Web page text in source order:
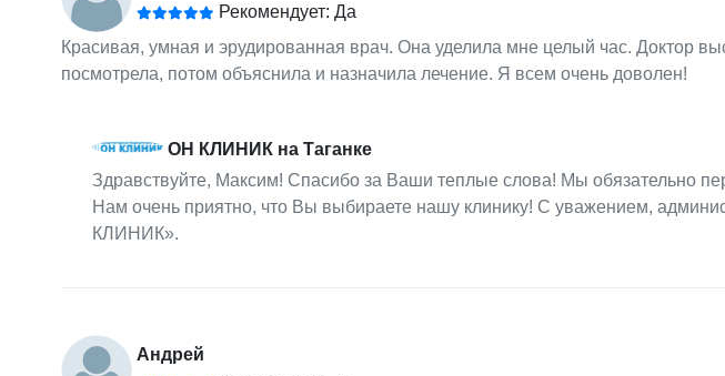
Рекомендует: Да
Красивая, умная и эрудированная врач. Она уделила мне целый час. Доктор
посмотрела, потом объяснила и назначила лечение. Я всем очень доволен!
ОН КЛИНИК на Таганке
Здравствуйте, Максим! Спасибо за Ваши теплые слова! Мы обязательно
Нам очень приятно, что Вы выбираете нашу клинику! С уважением,
КЛИНИК».
Андрей